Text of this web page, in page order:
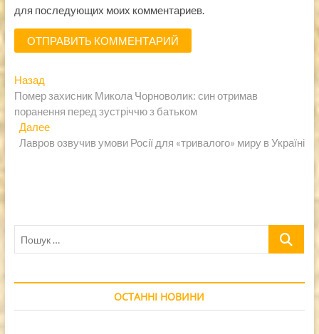
для последующих моих комментариев.
Навигация
по
записям
НазадПредыдущая
запись:
Помер захисник Микола Чорноволик: син отримав
поранення перед зустріччю з батьком
ДалееСледующая
запись:
Лавров озвучив умови Росії для «тривалого» миру в Україні
Пошук
ОСТАННІ НОВИНИ